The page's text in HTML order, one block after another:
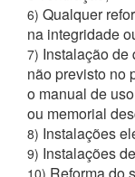
6) Qualquer
na integridade
7) Instalação de
não previsto no
o manual de
ou memorial
8) Instalações
9) Instalações
10) Reforma do